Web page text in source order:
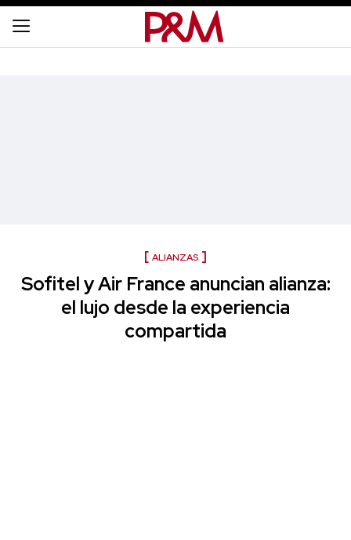
ALIANZAS
Sofitel y Air France anuncian alianza:
el lujo desde la experiencia
compartida